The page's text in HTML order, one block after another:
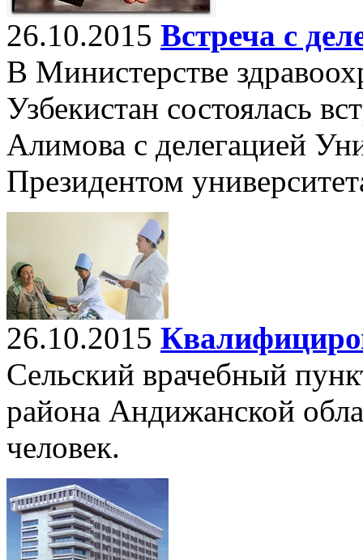
26.10.2015 Встреча с
В Министерстве
Узбекистан состоялась
Алимова с делегацией
Президентом
26.10.2015
Сельский врачебный
района Андижанской
человек.